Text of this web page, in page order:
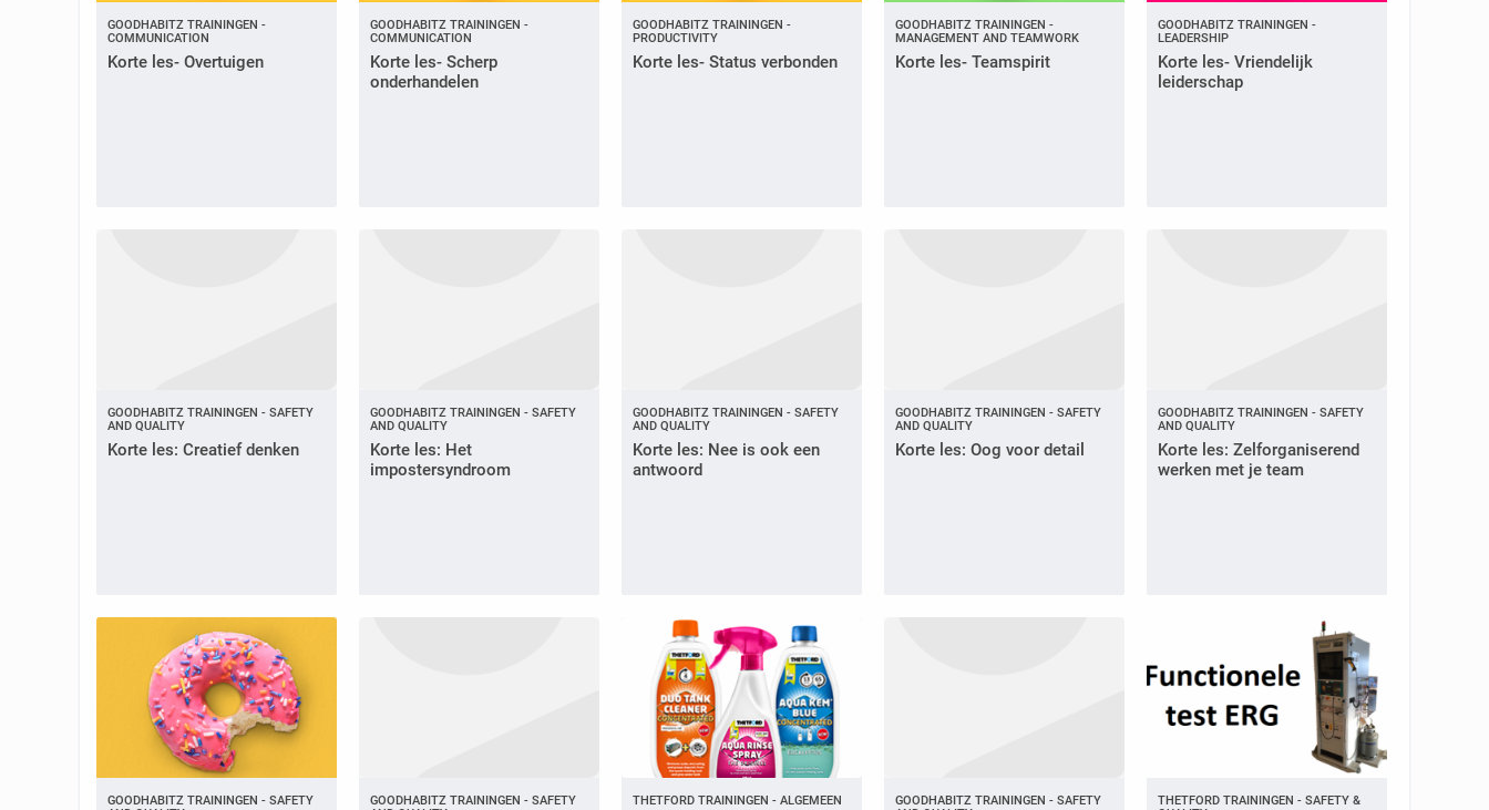
GOODHABITZ TRAININGEN -
COMMUNICATION
Korte les- Overtuigen
GOODHABITZ TRAININGEN -
COMMUNICATION
Korte les- Scherp
onderhandelen
GOODHABITZ TRAININGEN -
PRODUCTIVITY
Korte les- Status verbonden
GOODHABITZ TRAININGEN -
MANAGEMENT AND TEAMWORK
Korte les- Teamspirit
GOODHABITZ TRAININGEN -
LEADERSHIP
Korte les- Vriendelijk
leiderschap
GOODHABITZ TRAININGEN - SAFETY
AND QUALITY
Korte les: Creatief denken
GOODHABITZ TRAININGEN - SAFETY
AND QUALITY
Korte les: Het
impostersyndroom
GOODHABITZ TRAININGEN - SAFETY
AND QUALITY
Korte les: Nee is ook een
antwoord
GOODHABITZ TRAININGEN - SAFETY
AND QUALITY
Korte les: Oog voor detail
GOODHABITZ TRAININGEN - SAFETY
AND QUALITY
Korte les: Zelforganiserend
werken met je team
GOODHABITZ TRAININGEN - SAFETY
GOODHABITZ TRAININGEN - SAFETY
THETFORD TRAININGEN - ALGEMEEN
GOODHABITZ TRAININGEN - SAFETY
THETFORD TRAININGEN - SAFETY &